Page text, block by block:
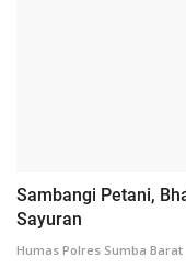
Sambangi Petani,
Sayuran
Humas Polres Sumba Barat